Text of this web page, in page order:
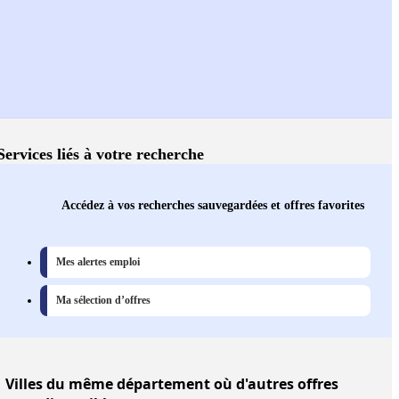
liés à votre recherche
Accédez à vos recherches sauvegardées et offres favorites
Mes alertes emploi
Ma sélection d’offres
Villesdu même département où d'autres offres